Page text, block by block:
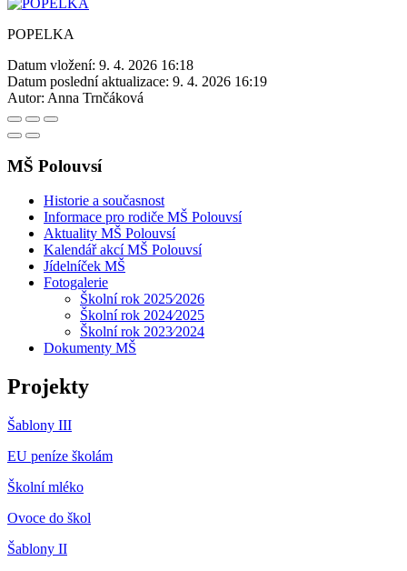
POPELKA
Datum vložení: 9. 4. 2026 16:18
Datum poslední aktualizace: 9. 4. 2026 16:19
Autor: Anna Trnčáková
MŠ Polouvsí
Historie a současnost
Informace pro rodiče MŠ Polouvsí
Aktuality MŠ Polouvsí
Kalendář akcí MŠ Polouvsí
Jídelníček MŠ
Fotogalerie
Školní rok 2025⁄2026
Školní rok 2024⁄2025
Školní rok 2023⁄2024
Dokumenty MŠ
Projekty
Šablony III
EU peníze školám
Školní mléko
Ovoce do škol
Šablony II